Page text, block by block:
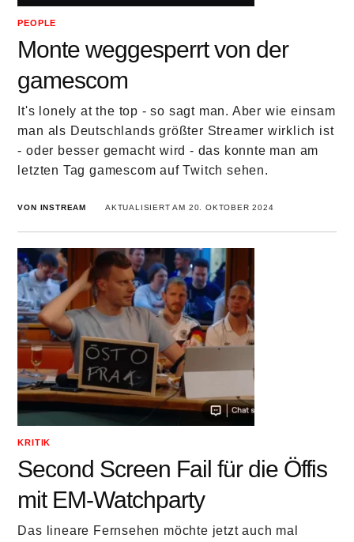
PEOPLE
Monte weggesperrt von der
gamescom
It's lonely at the top - so sagt man. Aber wie einsam
man als Deutschlands größter Streamer wirklich ist
- oder besser gemacht wird - das konnte man am
letzten Tag gamescom auf Twitch sehen.
VON INSTREAM AKTUALISIERT AM 20. OKTOBER 2024
KRITIK
Second Screen Fail für die Öffis
mit EM-Watchparty
Das lineare Fernsehen möchte jetzt auch mal